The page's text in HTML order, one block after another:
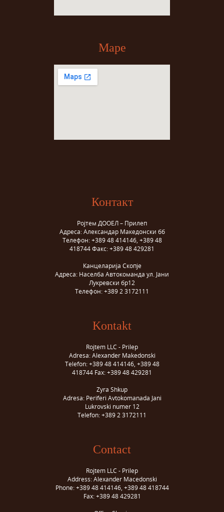
Mape
Контакт
Ројтем ДООЕЛ – Прилеп
Адреса: Александар Македонски бб
Телефон: +389 48 414146, +389 48
418744 Факс: +389 48 429281
Канцеларија Скопје
Адреса: Населба Автокоманда ул. Јани
Лукревски бр12
Телефон: +389 2 3172111
Kontakt
Rojtem LLC - Prilep
Adresa: Alexander Makedonski
Telefon: +389 48 414146, +389 48
418744 Fax: +389 48 429281
Zyra Shkup
Adresa: Periferi Avtokomanada Jani
Lukrovski numer 12
Telefon: +389 2 3172111
Contact
Rojtem LLC - Prilep
Address: Alexander Macedonski
Phone: +389 48 414146, +389 48 418744
Fax: +389 48 429281